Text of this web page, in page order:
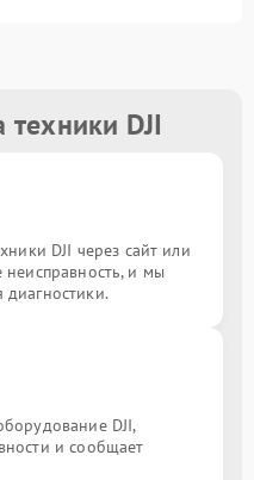
DJI
DJI через сайт или
и мы
DJI,
и сообщает